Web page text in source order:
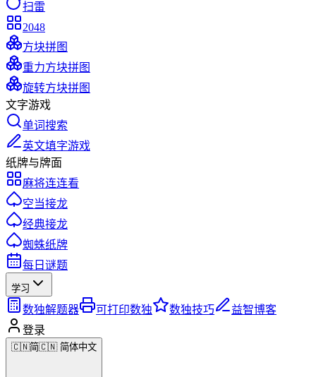
扫雷
2048
方块拼图
重力方块拼图
旋转方块拼图
文字游戏
单词搜索
英文填字游戏
纸牌与牌面
麻将连连看
空当接龙
经典接龙
蜘蛛纸牌
每日谜题
学习
数独解题器 可打印数独 数独技巧
益智博客
登录
🇨🇳简🇨🇳 简体中文